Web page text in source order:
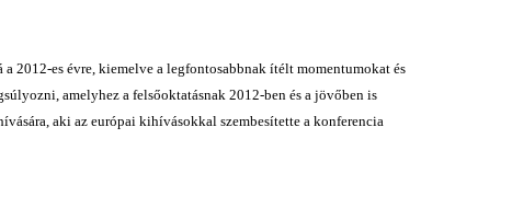
es évre, kiemelve a legfontosabbnak ítélt momentumokat és
amelyhez a felsőoktatásnak 2012-ben és a jövőben is
aki az európai kihívásokkal szembesítette a konferencia